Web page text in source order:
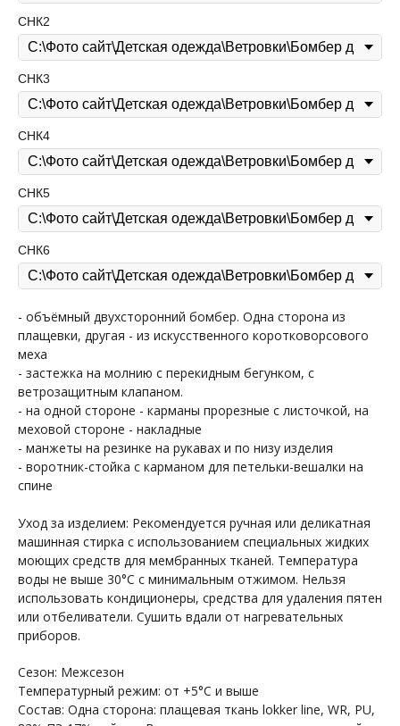
СНК2
СНК3
СНК4
СНК5
СНК6
- объёмный двухсторонний бомбер. Одна сторона из
плащевки, другая - из искусственного коротковорсового
меха
- застежка на молнию с перекидным бегунком, с
ветрозащитным клапаном.
- на одной стороне - карманы прорезные с листочкой, на
меховой стороне - накладные
- манжеты на резинке на рукавах и по низу изделия
- воротник-стойка с карманом для петельки-вешалки на
спине
Уход за изделием: Рекомендуется ручная или деликатная
машинная стирка с использованием специальных жидких
моющих средств для мембранных тканей. Температура
воды не выше 30°С с минимальным отжимом. Нельзя
использовать кондиционеры, средства для удаления пятен
или отбеливатели. Сушить вдали от нагревательных
приборов.
Сезон: Межсезон
Температурный режим: от +5°С и выше
Состав: Одна сторона: плащевая ткань lokker line, WR, PU,